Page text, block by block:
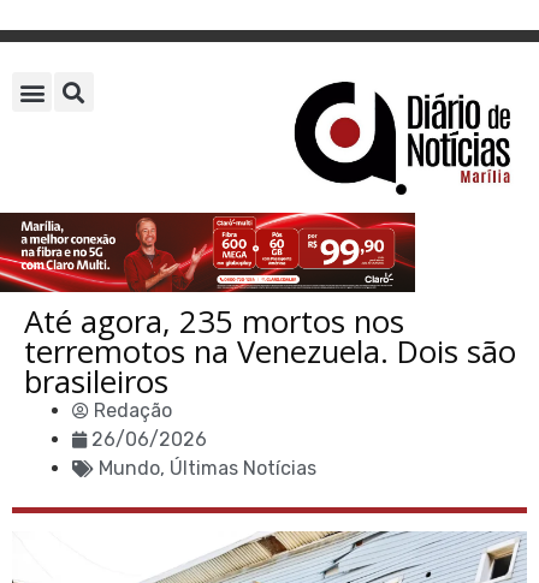
Até agora, 235 mortos nos
terremotos na Venezuela. Dois são
brasileiros
Redação
26/06/2026
Mundo, Últimas Notícias